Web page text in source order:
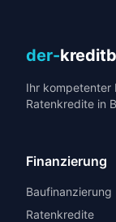
der-
Ihr kompetenter
Ratenkredite in
Finanzierung
Baufinanzierung
Ratenkredite